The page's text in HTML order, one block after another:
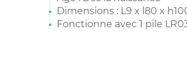
Dimensions : L9 x l80 x
Fonctionne avec 1 pile